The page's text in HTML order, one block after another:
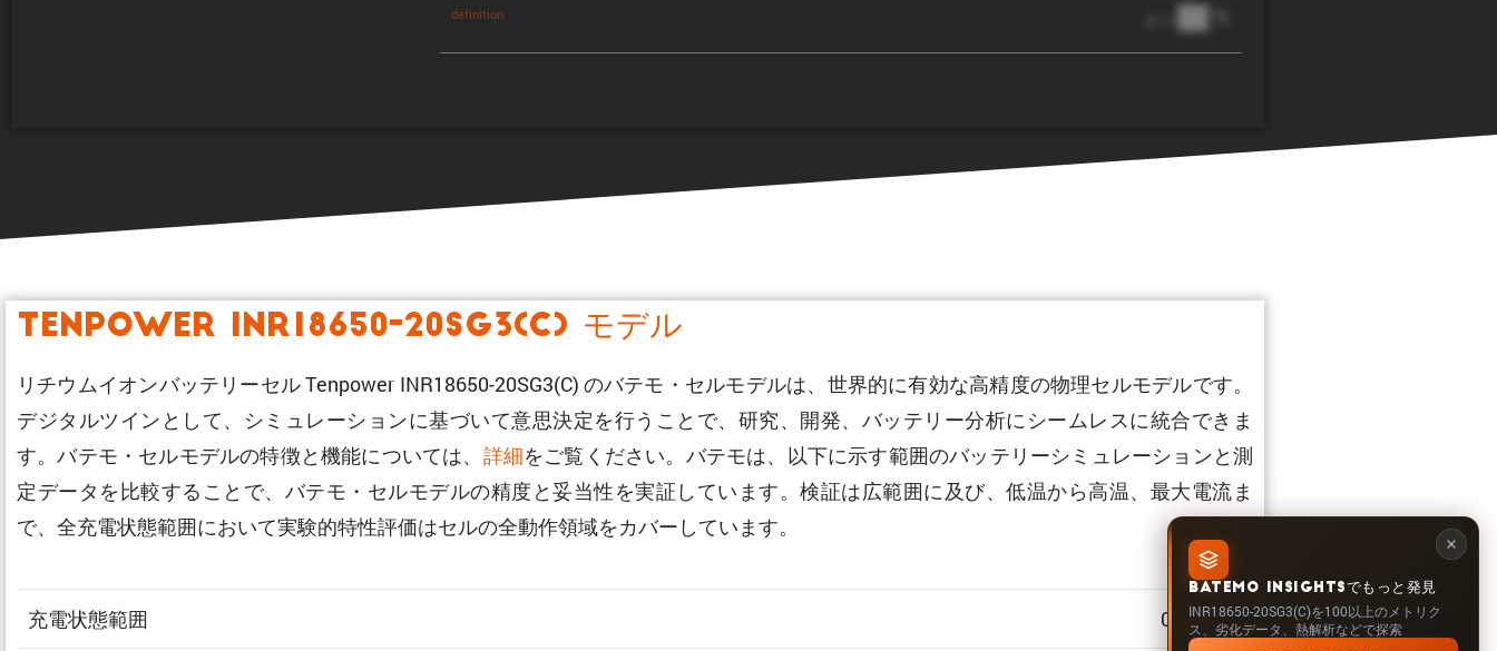
definition ██ %
BATEMO INSIGHTSでもっと発見
INR18650-20SG3(C)を100以上のメトリク
ス、劣化データ、熱解析などで探索
Tenpower INR18650-20SG3(C) モデル
リチウムイオンバッテリーセル Tenpower INR18650-20SG3(C) のバテモ・セルモデルは、世界的に有効な高精度の物理セルモデルです。
デジタルツインとして、シミュレーションに基づいて意思決定を行うことで、研究、開発、バッテリー分析にシームレスに統合できま
す。バテモ・セルモデルの特徴と機能については、 詳細をご覧ください。バテモは、以下に示す範囲のバッテリーシミュレーションと測
定データを比較することで、バテモ・セルモデルの精度と妥当性を実証しています。検証は広範囲に及び、低温から高温、最大電流ま
で、全充電状態範囲において実験的特性評価はセルの全動作領域をカバーしています。
充電状態範囲 0 … 100%